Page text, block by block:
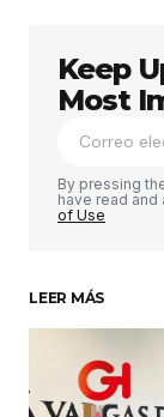
Tu
publicada.
marcados
Su nombre
Tu correo
Keep
Most
By pressing
have read
of Use
LEER MÁS